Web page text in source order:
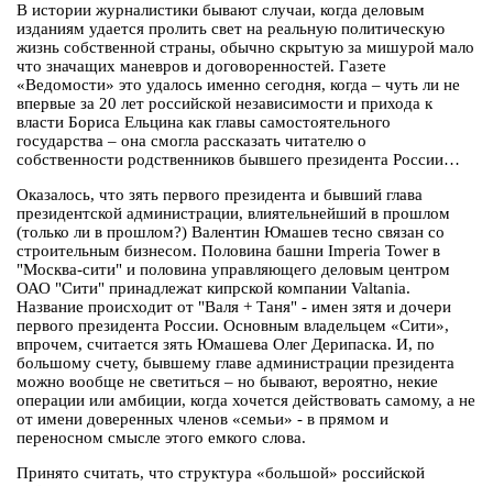
В истории журналистики бывают случаи, когда деловым
изданиям удается пролить свет на реальную политическую
жизнь собственной страны, обычно скрытую за мишурой мало
что значащих маневров и договоренностей. Газете
«Ведомости» это удалось именно сегодня, когда – чуть ли не
впервые за 20 лет российской независимости и прихода к
власти Бориса Ельцина как главы самостоятельного
государства – она смогла рассказать читателю о
собственности родственников бывшего президента России…
Оказалось, что зять первого президента и бывший глава
президентской администрации, влиятельнейший в прошлом
(только ли в прошлом?) Валентин Юмашев тесно связан со
строительным бизнесом. Половина башни Imperia Tower в
"Москва-сити" и половина управляющего деловым центром
ОАО "Сити" принадлежат кипрской компании Valtania.
Название происходит от "Валя + Таня" - имен зятя и дочери
первого президента России. Основным владельцем «Сити»,
впрочем, считается зять Юмашева Олег Дерипаска. И, по
большому счету, бывшему главе администрации президента
можно вообще не светиться – но бывают, вероятно, некие
операции или амбиции, когда хочется действовать самому, а не
от имени доверенных членов «семьи» - в прямом и
переносном смысле этого емкого слова.
Принято считать, что структура «большой» российской